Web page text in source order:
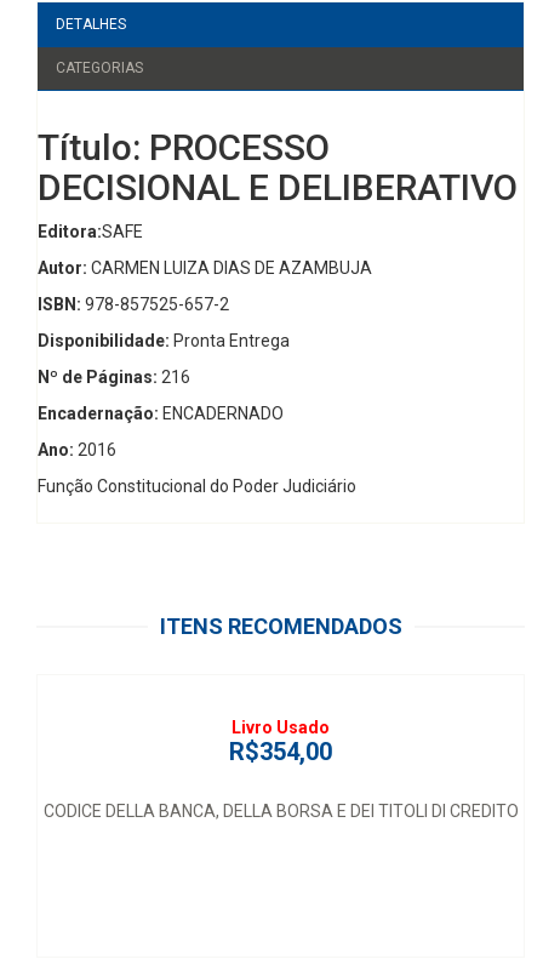
DETALHES
CATEGORIAS
Título: PROCESSO
DECISIONAL E DELIBERATIVO
Editora:SAFE
Autor: CARMEN LUIZA DIAS DE AZAMBUJA
ISBN: 978-857525-657-2
Disponibilidade: Pronta Entrega
Nº de Páginas: 216
Encadernação: ENCADERNADO
Ano: 2016
Função Constitucional do Poder Judiciário
ITENS RECOMENDADOS
Livro Usado
R$354,00
CODICE DELLA BANCA, DELLA BORSA E DEI TITOLI DI CREDITO